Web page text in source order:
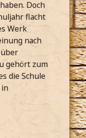
Doch
flacht
Werk
nach
gehört zum
die Schule
in